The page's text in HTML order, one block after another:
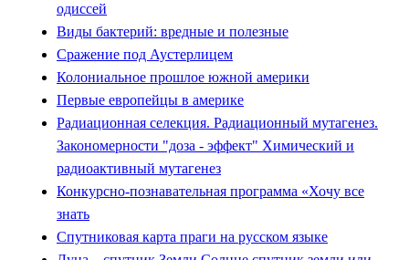
одиссей
Виды бактерий: вредные и полезные
Сражение под Аустерлицем
Колониальное прошлое южной америки
Первые европейцы в америке
Радиационная селекция. Радиационный мутагенез.
Закономерности "доза - эффект" Химический и
радиоактивный мутагенез
Конкурсно-познавательная программа «Хочу все
знать
Спутниковая карта праги на русском языке